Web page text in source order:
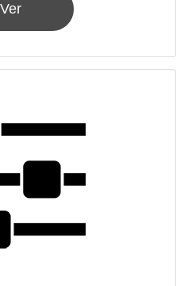
Ver